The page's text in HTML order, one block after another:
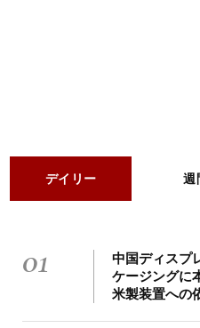
デイリー 週
01
中国ディスプ
ケージングに
米製装置への